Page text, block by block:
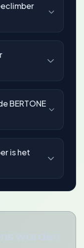
BERTONE
is het